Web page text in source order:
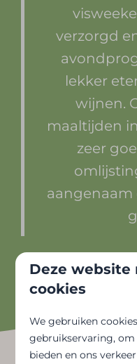
verzorgd
lekker
wijnen.
maaltijden
zeer
aangenaam
Deze website
cookies
We gebruiken
gebruikservaring,
bieden en ons